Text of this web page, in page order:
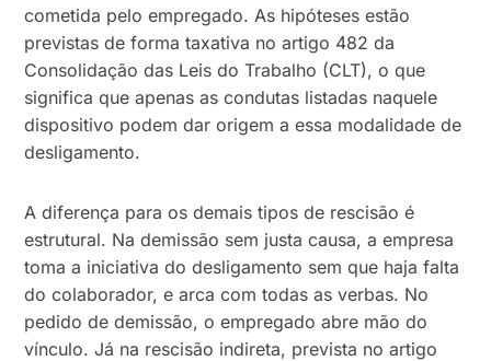
cometida pelo empregado. As hipóteses estão
previstas de forma taxativa no artigo 482 da
Consolidação das Leis do Trabalho (CLT), o que
significa que apenas as condutas listadas naquele
dispositivo podem dar origem a essa modalidade de
desligamento.
A diferença para os demais tipos de rescisão é
estrutural. Na demissão sem justa causa, a empresa
toma a iniciativa do desligamento sem que haja falta
do colaborador, e arca com todas as verbas. No
pedido de demissão, o empregado abre mão do
vínculo. Já na rescisão indireta, prevista no artigo